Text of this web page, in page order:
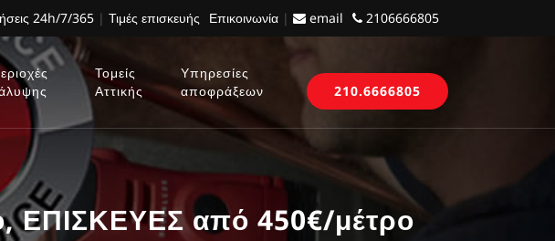
24h/7/365 | Τιμές επισκευής Επικοινωνία | email 2106666805
Τομείς
Αττικής
Υπηρεσίες
αποφράξεων
210.6666805
ΕΠΙΣΚΕΥΕΣ από 450€/μέτρο